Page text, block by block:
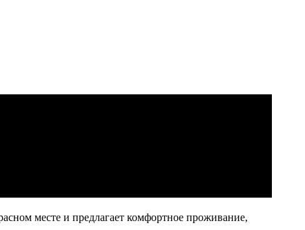
месте и предлагает комфортное проживание,